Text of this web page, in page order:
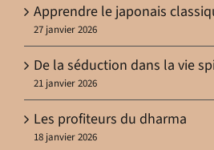
Apprendre le japonais
27 janvier 2026
De la séduction dans la vie
21 janvier 2026
Les profiteurs du dharma
18 janvier 2026